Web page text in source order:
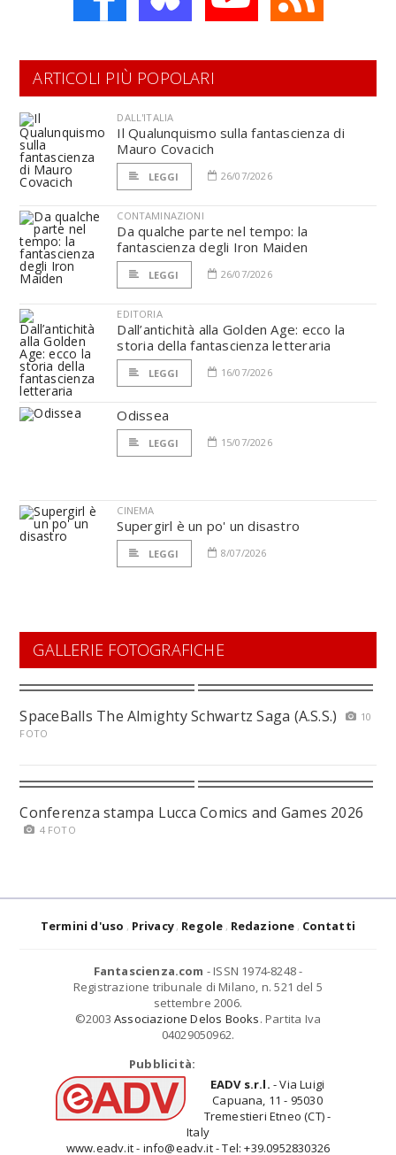
ARTICOLI PIÙ POPOLARI
DALL'ITALIA
Il Qualunquismo sulla fantascienza di
Mauro Covacich
LEGGI 26/07/2026
CONTAMINAZIONI
Da qualche parte nel tempo: la
fantascienza degli Iron Maiden
LEGGI 26/07/2026
EDITORIA
Dall’antichità alla Golden Age: ecco la
storia della fantascienza letteraria
LEGGI 16/07/2026
Odissea
LEGGI 15/07/2026
CINEMA
Supergirl è un po' un disastro
LEGGI 8/07/2026
GALLERIE FOTOGRAFICHE
SpaceBalls The Almighty Schwartz Saga (A.S.S.)
10
FOTO
Conferenza stampa Lucca Comics and Games 2026
4 FOTO
Termini d'uso Privacy Regole Redazione Contatti
Fantascienza.com - ISSN 1974-8248 -
Registrazione tribunale di Milano, n. 521 del 5
settembre 2006.
©2003 Associazione Delos Books. Partita Iva
04029050962.
Pubblicità:
EADV s.r.l. - Via Luigi
Capuana, 11 - 95030
Tremestieri Etneo (CT) -
Italy
www.eadv.it - info@eadv.it - Tel: +39.0952830326